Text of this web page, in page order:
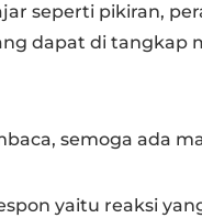
seperti pikiran,
dapat di tangkap
semoga ada
yaitu reaksi